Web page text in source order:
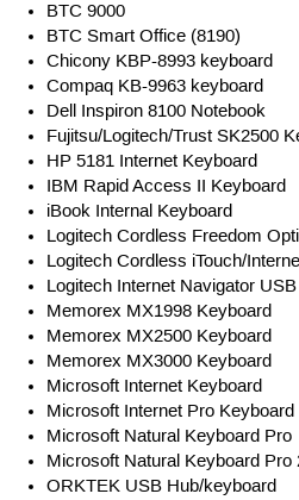
BTC 9000
BTC Smart Office (8190)
Chicony KBP-8993 keyboard
Compaq KB-9963 keyboard
Dell Inspiron 8100 Notebook
Fujitsu/Logitech/Trust SK2500
HP 5181 Internet Keyboard
IBM Rapid Access II Keyboard
iBook Internal Keyboard
Logitech Cordless Freedom
Logitech Cordless iTouch/
Logitech Internet Navigator USB
Memorex MX1998 Keyboard
Memorex MX2500 Keyboard
Memorex MX3000 Keyboard
Microsoft Internet Keyboard
Microsoft Internet Pro Keyboard
Microsoft Natural Keyboard Pro
Microsoft Natural Keyboard Pro
ORKTEK USB Hub/keyboard